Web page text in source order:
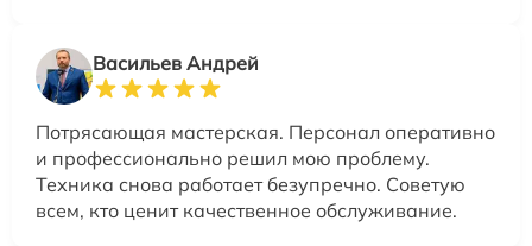
Васильев Андрей
Потрясающая мастерская. Персонал оперативно
и профессионально решил мою проблему.
Техника снова работает безупречно. Советую
всем, кто ценит качественное обслуживание.